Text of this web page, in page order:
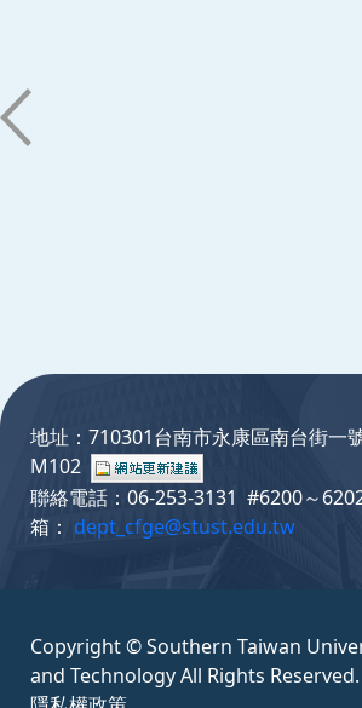
地址：710301台南市永康區南台街一
M102
聯絡電話：06-253-3131 #6200～
箱： dept_cfge@stust.edu.tw
Copyright © Southern Taiwan
and Technology All Rights Reserved.